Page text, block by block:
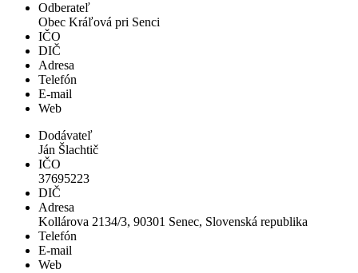
Odberateľ
Obec Kráľová pri Senci
IČO
DIČ
Adresa
Telefón
E-mail
Web
Dodávateľ
Ján Šlachtič
IČO
37695223
DIČ
Adresa
Kollárova 2134/3, 90301 Senec, Slovenská republika
Telefón
E-mail
Web